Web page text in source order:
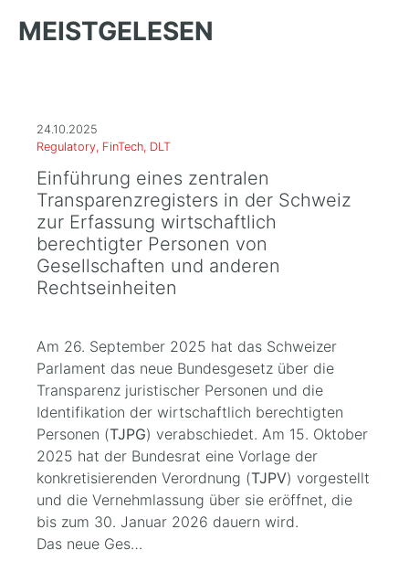
MEISTGELESEN
24.10.2025
Regulatory, FinTech, DLT
Einführung eines zentralen
Transparenzregisters in der Schweiz
zur Erfassung wirtschaftlich
berechtigter Personen von
Gesellschaften und anderen
Rechtseinheiten
Am 26. September 2025 hat das Schweizer
Parlament das neue Bundesgesetz über die
Transparenz juristischer Personen und die
Identifikation der wirtschaftlich berechtigten
Personen (TJPG) verabschiedet. Am 15. Oktober
2025 hat der Bundesrat eine Vorlage der
konkretisierenden Verordnung (TJPV) vorgestellt
und die Vernehmlassung über sie eröffnet, die
bis zum 30. Januar 2026 dauern wird.
Das neue Ges…